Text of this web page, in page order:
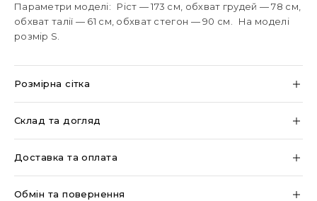
Параметри моделі: Ріст — 173 см, обхват грудей — 78 см,
обхват талії — 61 см, обхват стегон — 90 см. На моделі
розмір S.
Розмірна сітка
Склад та догляд
Доставка та оплата
Обмін та повернення